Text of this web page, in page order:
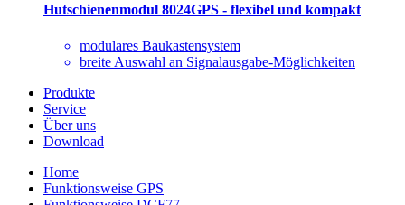
Hutschienenmodul 8024GPS - flexibel und kompakt
modulares Baukastensystem
breite Auswahl an Signalausgabe-Möglichkeiten
Produkte
Service
Über uns
Download
Home
Funktionsweise GPS